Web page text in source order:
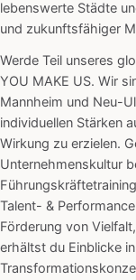
lebenswerte Städte
und zukunftsfähiger
Werde Teil unseres
YOU MAKE US. Wir
Mannheim und Neu-
individuellen Stärken
Wirkung zu erzielen.
Unternehmenskultur
Talent- &
Förderung von
erhältst du Einblicke